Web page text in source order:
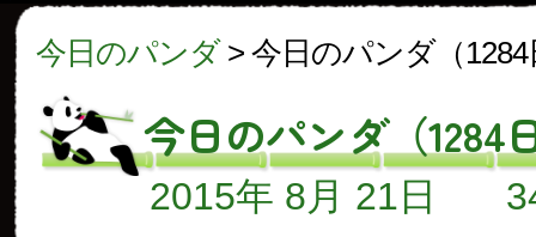
今日のパンダ> 今日のパンダ（1284
今日のパンダ（1284
2015年 8月 21日